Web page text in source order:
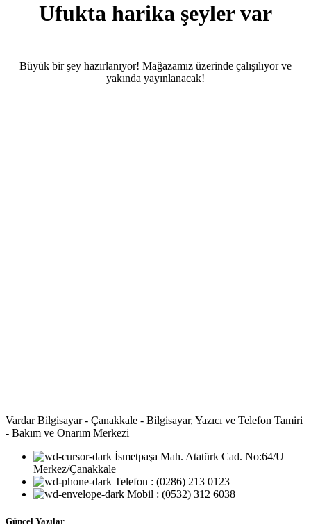
Ufukta harika şeyler var
Büyük bir şey hazırlanıyor! Mağazamız üzerinde çalışılıyor ve
yakında yayınlanacak!
Vardar Bilgisayar - Çanakkale - Bilgisayar, Yazıcı ve Telefon Tamiri
- Bakım ve Onarım Merkezi
İsmetpaşa Mah. Atatürk Cad. No:64/U
Merkez/Çanakkale
Telefon : (0286) 213 0123
Mobil : (0532) 312 6038
Güncel Yazılar